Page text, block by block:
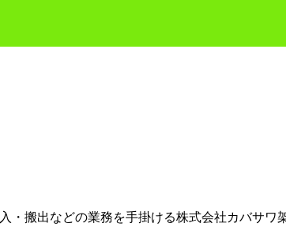
搬出などの業務を手掛ける株式会社カバサワ